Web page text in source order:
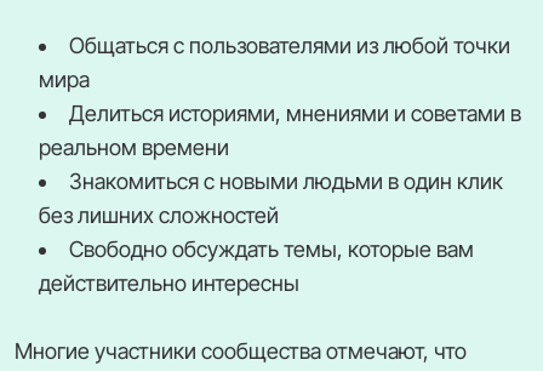
Общаться с пользователями из любой точки
мира
Делиться историями, мнениями и советами в
реальном времени
Знакомиться с новыми людьми в один клик
без лишних сложностей
Свободно обсуждать темы, которые вам
действительно интересны
Многие участники сообщества отмечают, что